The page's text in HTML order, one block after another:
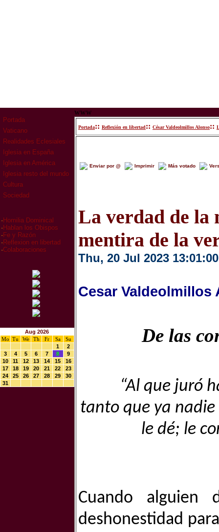
Portada
Vaticano
Realidades Eclesiales
Iglesia en España
Iglesia en América
Iglesia resto del mundo
Cultura
Sociedad
· Homilia Dominical
· Hablan los Obispos
· Fe y Razón
· Reflexion en libertad
·Colaboraciones
Aug 2026
Mo
Tu We Th Fr Sa
Su
1
2
3
4 5 6 7 8
9
10
11 12 13 14 15
16
17
18 19 20 21 22
23
24
25 26 27 28 29
30
31
www
Portada:: Reflexión en libertad:: César Valdeolmillos Alonso::
Enviar por @ Imprimir Más votado
La verdad de la
mentira de la
Thu, 20 Jul 2023 13:01:00
Cesar Valdeolmillos
De las
“Al que juró
tanto que ya nadie
le dé; le
Cuando
deshonestidad